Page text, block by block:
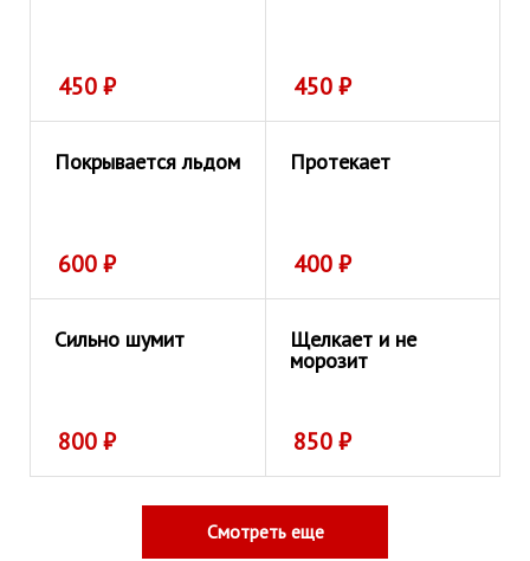
450₽ 450₽
Покрывается льдом
600₽
Протекает
400₽
Сильно шумит
800₽
Щелкает и не
морозит
850₽
Смотреть еще